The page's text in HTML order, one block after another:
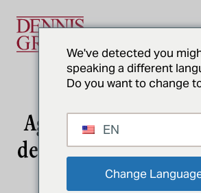
Agri-Mark revela
de secador por
$21
We've detected you
speaking a different
Do you want to change
EN
Change